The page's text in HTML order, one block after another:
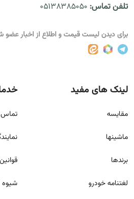
تلفن تماس: 05138385050
برای دیدن لیست قیمت و اطلاع از اخبار عضو
لینک های مفید
مقايسه
ماشینها
برندها
لغتنامه خودرو
تماس
شيوه